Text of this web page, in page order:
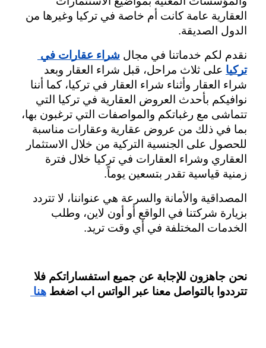
الدول الصديقة.
نقدم لكم خدماتنا في مجال
تركيا
زمنية قياسية تقدر بتسعين يوماً.
الخدمات المختلفة في أي وقت تريد.
تترددوا بالتواصل معنا عبر الواتس اب اضغط هنا